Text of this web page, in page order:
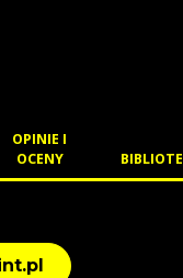
OPINIE I
OCENY